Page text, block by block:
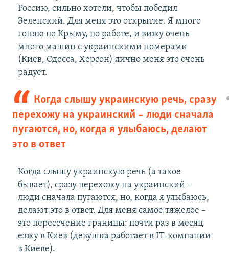
Россию, сильно хотели, чтобы победил
Зеленский. Для меня это открытие. Я много
гоняю по Крыму, по работе, и вижу очень
много машин с украинскими номерами
(Киев, Одесса, Херсон) лично меня это очень
радует.
Когда слышу украинскую речь, сразу
перехожу на украинский – люди сначала
пугаются, но, когда я улыбаюсь, делают
это в ответ
Когда слышу украинскую речь (а такое
бывает), сразу перехожу на украинский –
люди сначала пугаются, но, когда я улыбаюсь,
делают это в ответ. Для меня самое тяжелое –
это пересечение границы: почти раз в месяц
езжу в Киев (девушка работает в IT-компании
в Киеве).